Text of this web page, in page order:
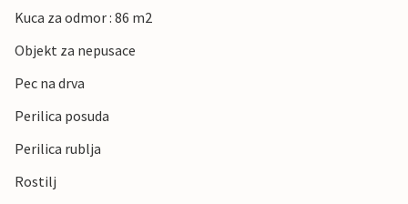
Kuca za odmor : 86 m2
Objekt za nepusace
Pec na drva
Perilica posuda
Perilica rublja
Rostilj